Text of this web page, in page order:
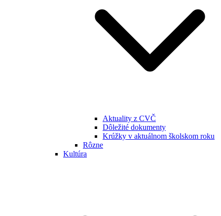
Aktuality z CVČ
Dôležité dokumenty
Krúžky v aktuálnom školskom roku
Rôzne
Kultúra